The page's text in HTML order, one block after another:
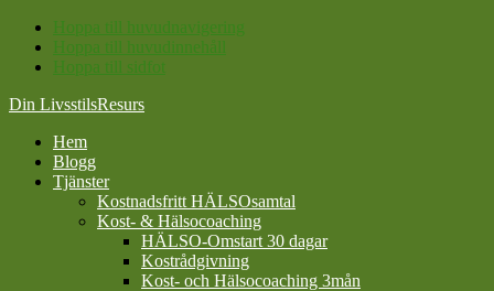
Hoppa till huvudnavigering
Hoppa till huvudinnehåll
Hoppa till sidfot
Din LivsstilsResurs
Hem
Blogg
Tjänster
Kostnadsfritt HÄLSOsamtal
Kost- & Hälsocoaching
HÄLSO-Omstart 30 dagar
Kostrådgivning
Kost- och Hälsocoaching 3mån